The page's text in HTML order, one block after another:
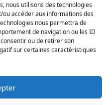
nous utilisons des technologies
accéder aux informations des
nous permettra de
de navigation ou les ID
ou de retirer son
sur certaines caractéristiques
percutées par une
urgence absolue
de la police nationale,
le Haut-Rhin
et en Charente-